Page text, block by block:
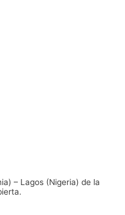
– Lagos (Nigeria) de la